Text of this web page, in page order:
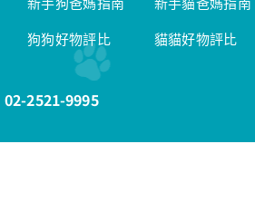
狗狗好物評比 貓貓好物評比
02-2521-9995